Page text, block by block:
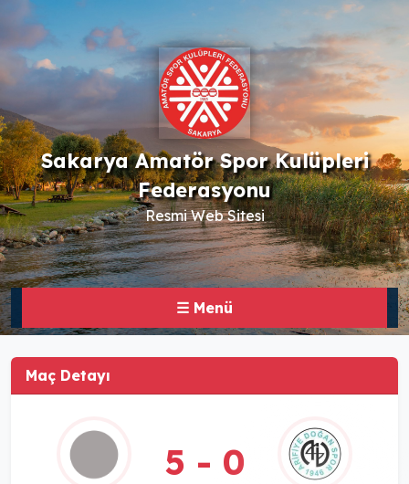
Sakarya Amatör Spor Kulüpleri
Federasyonu
Resmi Web Sitesi
☰ Menü
Maç Detayı
5 - 0